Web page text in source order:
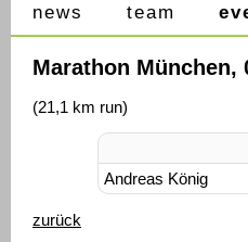
news team
Marathon München,
(21,1 km run)
Andreas König
zurück